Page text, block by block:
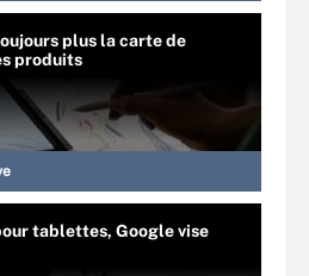
plus la carte de
produits
tablettes, Google vise